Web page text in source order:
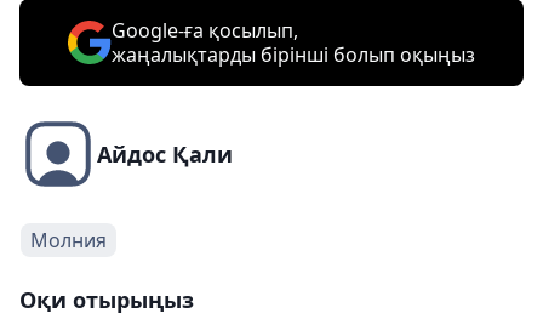
Google-ға қосылып,
жаңалықтарды бірінші болып оқыңыз
Айдос Қали
Молния
Оқи отырыңыз